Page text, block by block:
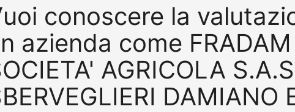
conoscere la
azienda come FRADAM
AGRICOLA
DAMIANO